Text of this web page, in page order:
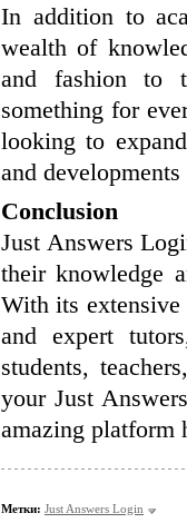
In addition to
wealth of
and fashion to
something for
looking to
and
Conclusion
Just Answers
their knowledge
With its
and expert
students,
your Just
amazing platform
Метки: Just Answers Login